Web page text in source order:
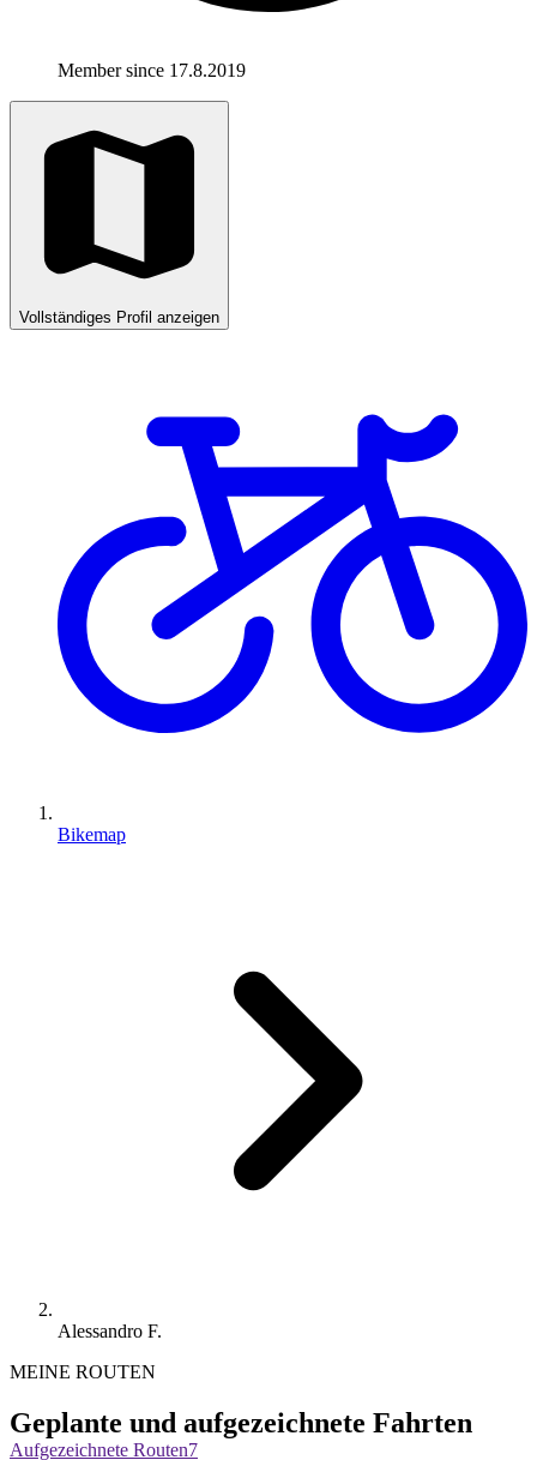
Member since 17.8.2019
Vollständiges Profil anzeigen
Bikemap
Alessandro F.
MEINE ROUTEN
Geplante und aufgezeichnete Fahrten
Aufgezeichnete Routen7